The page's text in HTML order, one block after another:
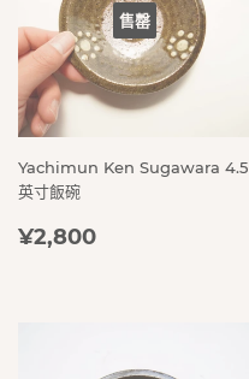
售罄
Yachimun Ken Sugawara 4.5
英寸飯碗
定
¥2,800